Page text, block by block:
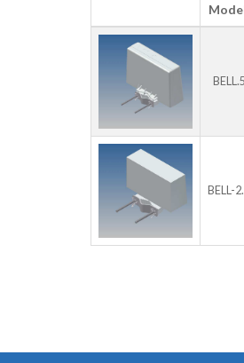
BELL.5
BELL-